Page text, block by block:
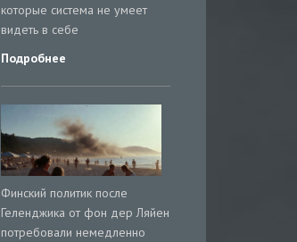
которые система не умеет
видеть в себе
Подробнее
Финский политик после
Геленджика от фон дер Ляйен
потребовали немедленно